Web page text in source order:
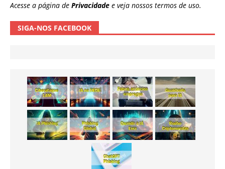
Acesse a página de Privacidade e veja nossos termos de uso.
SIGA-NOS FACEBOOK